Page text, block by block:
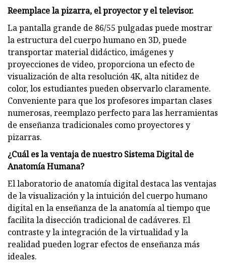
Reemplace la pizarra, el proyector y el televisor.
La pantalla grande de 86/55 pulgadas puede mostrar
la estructura del cuerpo humano en 3D, puede
transportar material didáctico, imágenes y
proyecciones de video, proporciona un efecto de
visualización de alta resolución 4K, alta nitidez de
color, los estudiantes pueden observarlo claramente.
Conveniente para que los profesores impartan clases
numerosas, reemplazo perfecto para las herramientas
de enseñanza tradicionales como proyectores y
pizarras.
¿Cuál es la ventaja de nuestro Sistema Digital de
Anatomía Humana?
El laboratorio de anatomía digital destaca las ventajas
de la visualización y la intuición del cuerpo humano
digital en la enseñanza de la anatomía al tiempo que
facilita la disección tradicional de cadáveres. El
contraste y la integración de la virtualidad y la
realidad pueden lograr efectos de enseñanza más
ideales.